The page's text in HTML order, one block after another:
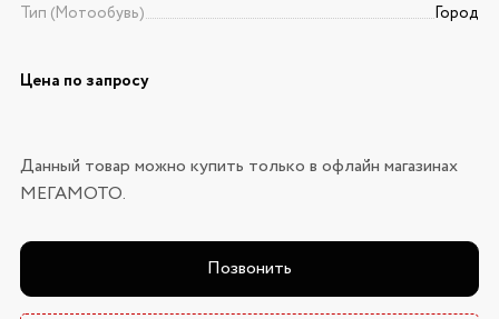
Тип (Мотообувь)
Город
Цена по запросу
Данный товар можно купить только в офлайн магазинах
МЕГАМОТО.
Позвонить